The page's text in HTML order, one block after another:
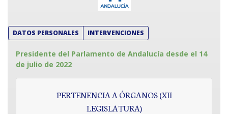
DATOS PERSONALES INTERVENCIONES
Presidente del Parlamento de Andalucía desde el 14
de julio de 2022
PERTENENCIA A ÓRGANOS (XII
LEGISLATURA)